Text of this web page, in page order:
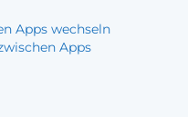
Apps wechseln
Apps